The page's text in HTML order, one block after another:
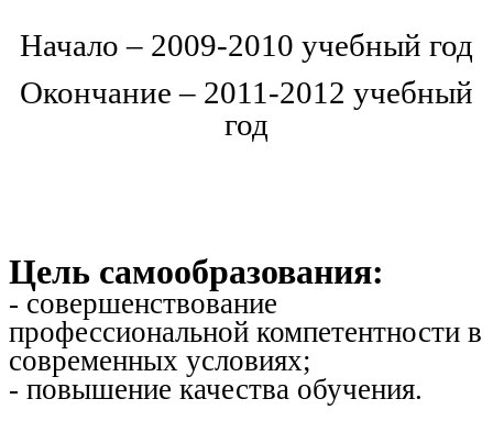
Начало – 2009-2010 учебный год
Окончание – 2011-2012 учебный
год
Цель самообразования:
- совершенствование
профессиональной компетентности в
современных условиях;
- повышение качества обучения.